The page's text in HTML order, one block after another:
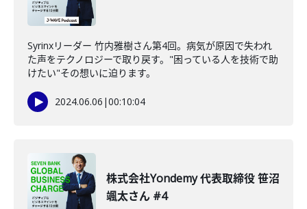
Syrinxリーダー 竹内雅樹さん第4回。病気が原因で失われ
た声をテクノロジーで取り戻す。"困っている人を技術で助
けたい"その想いに迫ります。
2024.06.06 |00:10:04
株式会社Yondemy 代表取締役 笹沼
颯太さん #4